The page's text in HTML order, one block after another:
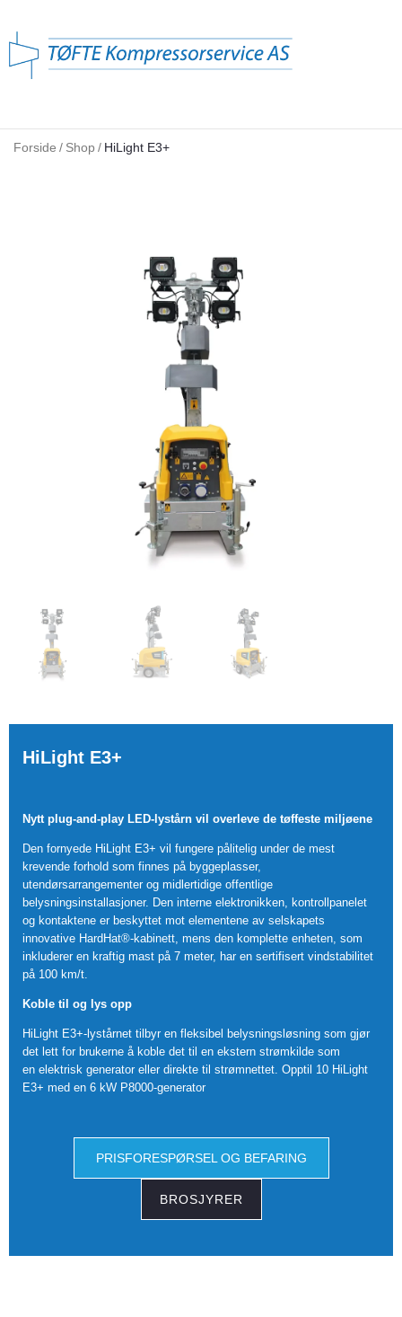
Forside / Shop / HiLight E3+
HiLight E3+
Nytt plug-and-play LED-lystårn vil overleve de tøffeste miljøene
Den fornyede HiLight E3+ vil fungere pålitelig under de mest
krevende forhold som finnes på byggeplasser,
utendørsarrangementer og midlertidige offentlige
belysningsinstallasjoner. Den interne elektronikken, kontrollpanelet
og kontaktene er beskyttet mot elementene av selskapets
innovative HardHat®-kabinett, mens den komplette enheten, som
inkluderer en kraftig mast på 7 meter, har en sertifisert vindstabilitet
på 100 km/t.
Koble til og lys opp
HiLight E3+-lystårnet tilbyr en fleksibel belysningsløsning som gjør
det lett for brukerne å koble det til en ekstern strømkilde som
en elektrisk generator eller direkte til strømnettet. Opptil 10 HiLight
E3+ med en 6 kW P8000-generator
PRISFORESPØRSEL OG BEFARING
BROSJYRER